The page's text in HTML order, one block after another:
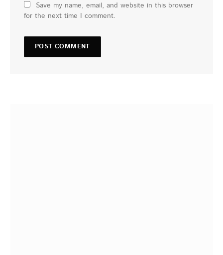
Save my name, email, and website in this browser
for the next time I comment.